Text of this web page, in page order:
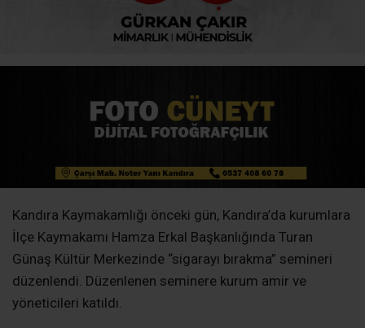
Kandıra Kaymakamlığı önceki gün, Kandıra’da kurumlara
İlçe Kaymakamı Hamza Erkal Başkanlığında Turan
Günaş Kültür Merkezinde “sigarayı bırakma” semineri
düzenlendi. Düzenlenen seminere kurum amir ve
yöneticileri katıldı.